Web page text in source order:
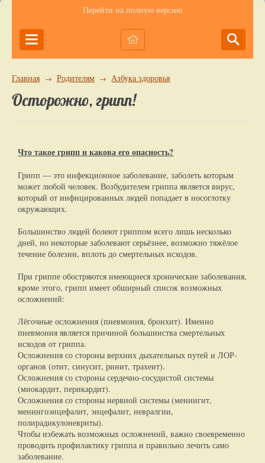
Перейти на полную версию
Главная → Родителям → Азбука здоровья
Осторожно, грипп!
Что такое грипп и какова его опасность?
Грипп — это инфекционное заболевание, заболеть которым
может любой человек. Возбудителем гриппа является вирус,
который от инфицированных людей попадает в носоглотку
окружающих.
Большинство людей болеют гриппом всего лишь несколько
дней, но некоторые заболевают серьёзнее, возможно тяжёлое
течение болезни, вплоть до смертельных исходов.
При гриппе обостряются имеющиеся хронические заболевания,
кроме этого, грипп имеет обширный список возможных
осложнений:
Лёгочные осложнения (пневмония, бронхит). Именно
пневмония является причиной большинства смертельных
исходов от гриппа.
Осложнения со стороны верхних дыхательных путей и ЛОР-
органов (отит, синусит, ринит, трахеит).
Осложнения со стороны сердечно-сосудистой системы
(миокардит, перикардит).
Осложнения со стороны нервной системы (менингит,
менингоэнцефалит, энцефалит, невралгии,
полирадикулоневриты).
Чтобы избежать возможных осложнений, важно своевременно
проводить профилактику гриппа и правильно лечить само
заболевание.